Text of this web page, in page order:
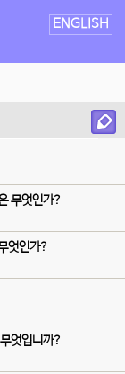
ENGLISH
무엇인가?
엇인가?
엇입니까?